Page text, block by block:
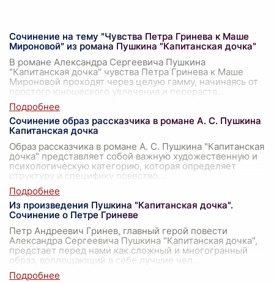
Сочинение на тему "Чувства Петра Гринева к Маше
Мироновой" из романа Пушкина "Капитанская дочка"
В романе Александра Сергеевича Пушкина
"Капитанская дочка" чувства Петра Гринева к Маше
Мироновой проходят через целую гамму, начинаясь от
простого юношеского увлечения и перераста
Сочинение образ рассказчика в романе А. С. Пушкина
Капитанская дочка
Образ рассказчика в романе А. С. Пушкина "Капитанская
дочка" представляет собой важную художественную и
психологическую категорию, которая определяет
структуру и специфику повество
Из произведения Пушкина "Капитанская дочка".
Сочинение о Петре Гриневе
Петр Андреевич Гринев, главный герой повести
Александра Сергеевича Пушкина "Капитанская дочка",
предстает перед нами как сложный и многогранный
образ, воплощающий в себе лучшие чел